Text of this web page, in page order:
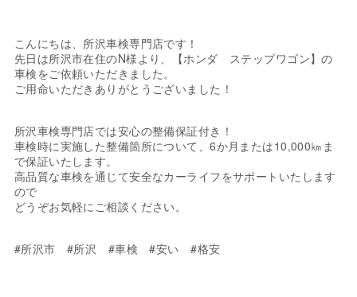
こんにちは、所沢車検専門店です！
先日は所沢市在住のN様より、【ホンダ ステップワゴン】の
車検をご依頼いただきました。
ご用命いただきありがとうございました！
所沢車検専門店では安心の整備保証付き！
車検時に実施した整備箇所について、6か月または10,000㎞ま
で保証いたします。
高品質な車検を通じて安全なカーライフをサポートいたします
ので
どうぞお気軽にご相談ください。
#所沢市 #所沢 #車検 #安い #格安